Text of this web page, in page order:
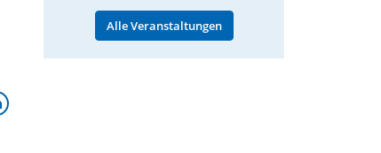
Alle Veranstaltungen